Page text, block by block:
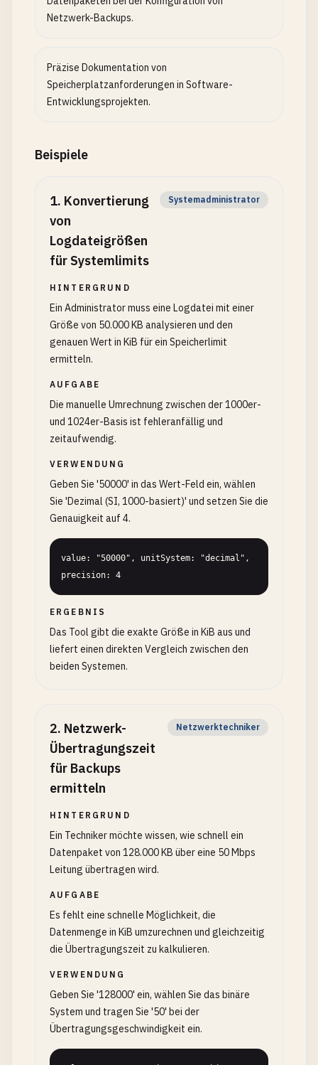
Netzwerk-Backups.
Präzise Dokumentation von
Speicherplatzanforderungen in Software-
Entwicklungsprojekten.
Beispiele
1. Konvertierung
von
Logdateigrößen
für Systemlimits
Systemadministrator
HINTERGRUND
Ein Administrator muss eine Logdatei mit einer
Größe von 50.000 KB analysieren und den
genauen Wert in KiB für ein Speicherlimit
ermitteln.
AUFGABE
Die manuelle Umrechnung zwischen der 1000er-
und 1024er-Basis ist fehleranfällig und
zeitaufwendig.
VERWENDUNG
Geben Sie '50000' in das Wert-Feld ein, wählen
Sie 'Dezimal (SI, 1000-basiert)' und setzen Sie die
Genauigkeit auf 4.
value: "50000", unitSystem: "decimal",
precision: 4
ERGEBNIS
Das Tool gibt die exakte Größe in KiB aus und
liefert einen direkten Vergleich zwischen den
beiden Systemen.
2. Netzwerk-
Übertragungszeit
für Backups
ermitteln
Netzwerktechniker
HINTERGRUND
Ein Techniker möchte wissen, wie schnell ein
Datenpaket von 128.000 KB über eine 50 Mbps
Leitung übertragen wird.
AUFGABE
Es fehlt eine schnelle Möglichkeit, die
Datenmenge in KiB umzurechnen und gleichzeitig
die Übertragungszeit zu kalkulieren.
VERWENDUNG
Geben Sie '128000' ein, wählen Sie das binäre
System und tragen Sie '50' bei der
Übertragungsgeschwindigkeit ein.